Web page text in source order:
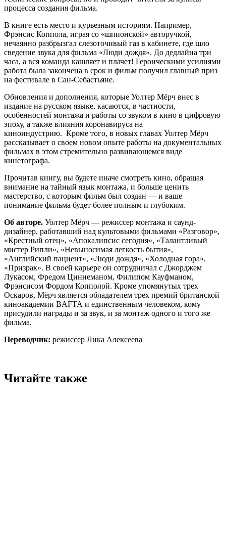
процесса создания фильма.
В книге есть место и курьезным историям. Например,
Фрэнсис Коппола, играя со «шпионской» авторучкой,
нечаянно разбрызгал слезоточивый газ в кабинете, где шло
сведение звука для фильма «Люди дождя». До дедлайна три
часа, а вся команда кашляет и плачет! Героическими усилиями
работа была закончена в срок и фильм получил главный приз
на фестивале в Сан-Себастьяне.
Обновления и дополнения, которые Уолтер Мёрч внес в
издание на русском языке, касаются, в частности,
особенностей монтажа и работы со звуком в кино в цифровую
эпоху, а также влияния коронавируса на
киноиндустрию. Кроме того, в новых главах Уолтер Мёрч
рассказывает о своем новом опыте работы на документальных
фильмах в этом стремительно развивающемся виде
кинетографа.
Прочитав книгу, вы будете иначе смотреть кино, обращая
внимание на тайный язык монтажа, и больше ценить
мастерство, с которым фильм был создан — и ваше
понимание фильма будет более полным и глубоким.
Об авторе. Уолтер Мёрч — режиссер монтажа и саунд-
дизайнер, работавший над культовыми фильмами «Разговор»,
«Крестный отец», «Апокалипсис сегодня», «Талантливый
мистер Рипли», «Невыносимая легкость бытия»,
«Английский пациент», «Люди дождя», «Холодная гора»,
«Призрак». В своей карьере он сотрудничал с Джорджем
Лукасом, Фредом Циннеманом, Филипом Кауфманом,
Фрэнсисом Фордом Копполой. Кроме упомянутых трех
Оскаров, Мёрч является обладателем трех премий британской
киноакадемии BAFTA и единственным человеком, кому
присудили награды и за звук, и за монтаж одного и того же
фильма.
Переводчик: режиссер Лика Алексеева
Читайте также